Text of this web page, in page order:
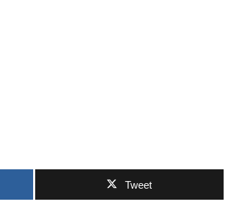
Tweet